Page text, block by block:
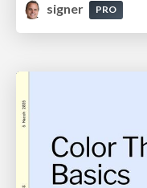
signer
PRO